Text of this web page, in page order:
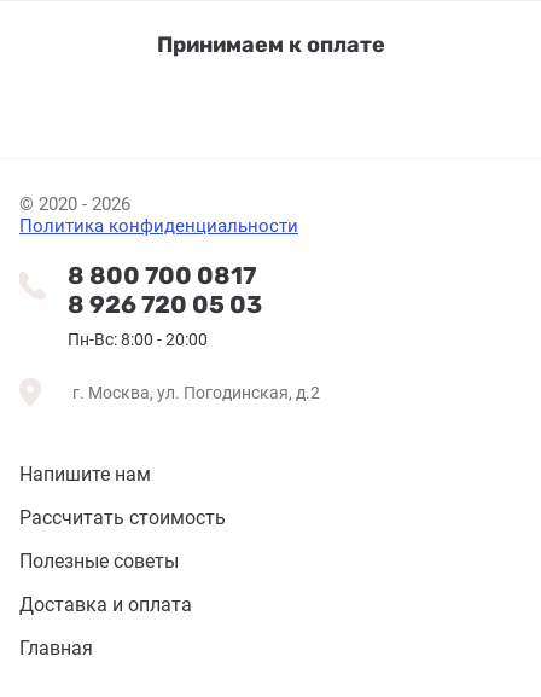
Принимаем к оплате
© 2020 - 2026
Политика конфиденциальности
8 800 700 0817
8 926 720 05 03
Пн-Вс: 8:00 - 20:00
г. Москва, ул. Погодинская, д.2
Напишите нам
Рассчитать стоимость
Полезные советы
Доставка и оплата
Главная